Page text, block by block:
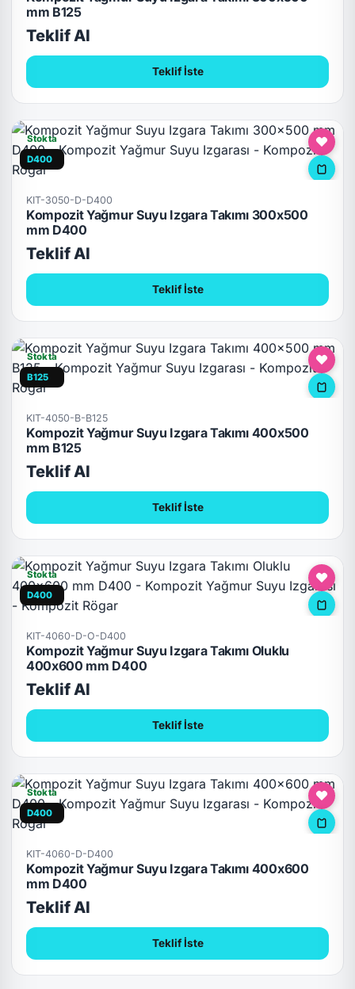
mm B125
Teklif Al
Teklif İste
Stokta
D400
KIT-3050-D-D400
Kompozit Yağmur Suyu Izgara Takımı 300x500
mm D400
Teklif Al
Teklif İste
Stokta
B125
KIT-4050-B-B125
Kompozit Yağmur Suyu Izgara Takımı 400x500
mm B125
Teklif Al
Teklif İste
Stokta
D400
KIT-4060-D-O-D400
Kompozit Yağmur Suyu Izgara Takımı Oluklu
400x600 mm D400
Teklif Al
Teklif İste
Stokta
D400
KIT-4060-D-D400
Kompozit Yağmur Suyu Izgara Takımı 400x600
mm D400
Teklif Al
Teklif İste